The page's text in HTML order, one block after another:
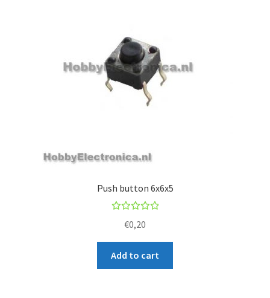
Push button 6x6x5
out
€0,20
Add to cart